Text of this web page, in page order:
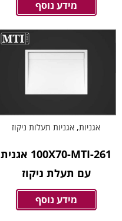
מידע נוסף
אגניות, אגניות תעלות ניקוז
100X70-MTI-261 אגנית
עם תעלת ניקוז
מידע נוסף